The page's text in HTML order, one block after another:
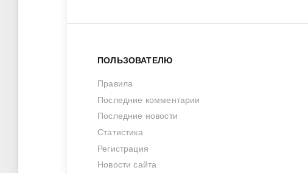
ПОЛЬЗОВАТЕЛЮ
Правила
Последние комментарии
Последние новости
Статистика
Регистрация
Новости сайта